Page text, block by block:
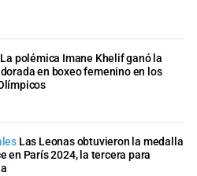
La polémica Imane Khelif ganó la
en boxeo femenino en los
Las Leonas obtuvieron la medalla
en París 2024, la tercera para